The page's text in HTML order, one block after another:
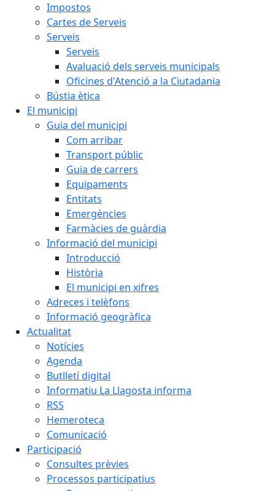
Impostos
Cartes de Serveis
Serveis
Serveis
Avaluació dels serveis municipals
Oficines d'Atenció a la Ciutadania
Bústia ètica
El municipi
Guia del municipi
Com arribar
Transport públic
Guia de carrers
Equipaments
Entitats
Emergències
Farmàcies de guàrdia
Informació del municipi
Introducció
Història
El municipi en xifres
Adreces i telèfons
Informació geogràfica
Actualitat
Notícies
Agenda
Butlletí digital
Informatiu La Llagosta informa
RSS
Hemeroteca
Comunicació
Participació
Consultes prèvies
Processos participatius